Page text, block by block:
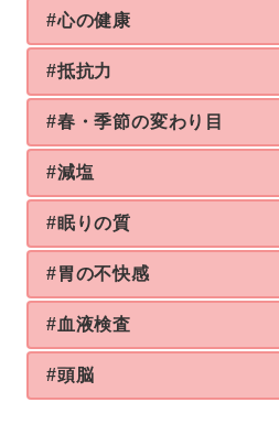
#心の健康
#抵抗力
#春・季節の変わり目
#減塩
#眠りの質
#胃の不快感
#血液検査
#頭脳